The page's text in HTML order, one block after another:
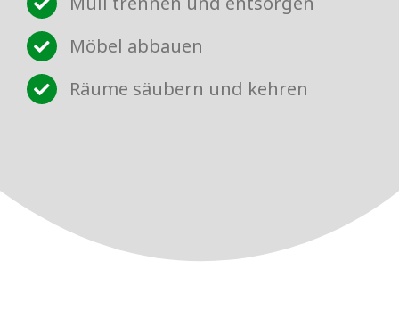
Möbel abbauen
Räume säubern und kehren